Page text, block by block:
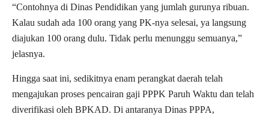
“Contohnya di Dinas Pendidikan yang jumlah gurunya ribuan.
Kalau sudah ada 100 orang yang PK-nya selesai, ya langsung
diajukan 100 orang dulu. Tidak perlu menunggu semuanya,”
jelasnya.
Hingga saat ini, sedikitnya enam perangkat daerah telah
mengajukan proses pencairan gaji PPPK Paruh Waktu dan telah
diverifikasi oleh BPKAD. Di antaranya Dinas PPPA,